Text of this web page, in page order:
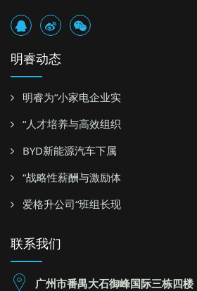
明睿动态
明睿为“小家电企业实
“人才培养与高效组织
BYD新能源汽车下属
“战略性薪酬与激励体
爱格升公司“班组长现
联系我们
广州市番禺大石御峰国际三栋四楼